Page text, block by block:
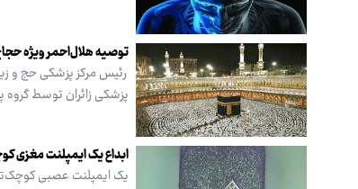
توصیه هلال‌احمر ویژه حجاج
پزشکی زائران توسط
ابداع یک ایمپلنت مغزی
یک ایمپلنت عصبی